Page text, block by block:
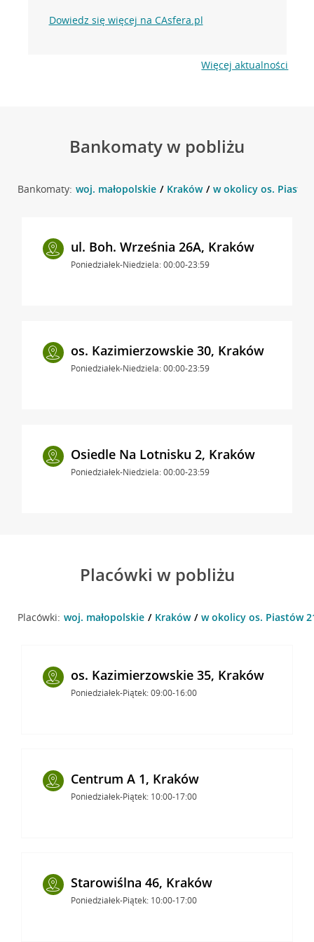
Dowiedz się więcej na CAsfera.pl
Więcej aktualności
Bankomaty w pobliżu
Bankomaty: woj. małopolskie Kraków w okolicy os.
ul. Boh. Września 26A, Kraków
Poniedziałek-Niedziela: 00:00-23:59
os. Kazimierzowskie 30, Kraków
Poniedziałek-Niedziela: 00:00-23:59
Osiedle Na Lotnisku 2, Kraków
Poniedziałek-Niedziela: 00:00-23:59
Placówki w pobliżu
Placówki: woj. małopolskie Kraków w okolicy os. Piastów
os. Kazimierzowskie 35, Kraków
Poniedziałek-Piątek: 09:00-16:00
Centrum A 1, Kraków
Poniedziałek-Piątek: 10:00-17:00
Starowiślna 46, Kraków
Poniedziałek-Piątek: 10:00-17:00